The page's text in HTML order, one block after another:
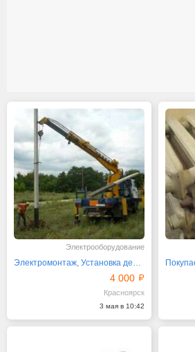
Электрооборудование
Электромонтаж, Установка деревянных опор ЛЭП
4 000
Красноярск
3 мая в 10:42